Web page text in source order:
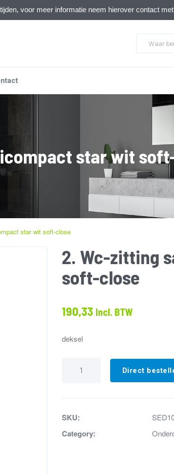
voor meer informatie neem hierover contact
star wit
star wit soft-close
2. Wc-zitting
soft-close
190,33 Incl. BTW
deksel
soft-
close
aantal
Direct
SKU:
Category: